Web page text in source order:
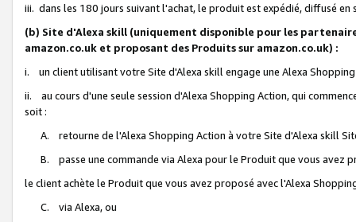
iii. dans les 180 jours suivant l'achat, le produit est expédié, diffusé
(b) Site d'Alexa skill (uniquement disponible pour les
amazon.co.uk et proposant des Produits sur amazon.co.uk) :
i. un client utilisant votre Site d'Alexa skill engage une Alexa
ii. au cours d'une seule session d'Alexa Shopping Action, qui
soit :
A. retourne de l'Alexa Shopping Action à votre Site d'Alexa skill
B. passe une commande via Alexa pour le Produit que vous avez
le client achète le Produit que vous avez proposé avec l'Alexa
C. via Alexa, ou